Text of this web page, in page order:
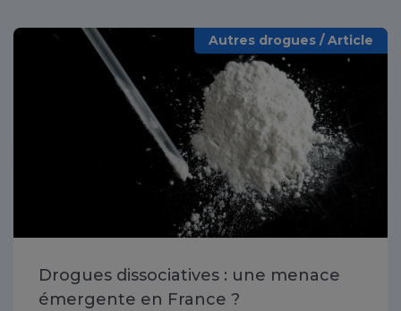
Autres drogues / Article
Drogues dissociatives : une menace
émergente en France ?